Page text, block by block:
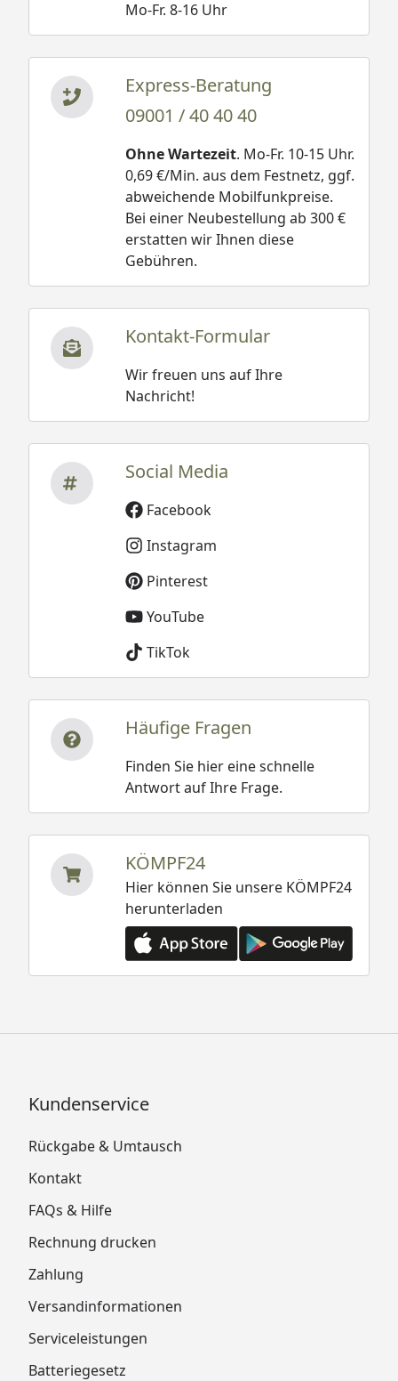
Mo-Fr. 8-16 Uhr
Express-Beratung
09001 / 40 40 40
Ohne Wartezeit. Mo-Fr. 10-15 Uhr.
0,69 €/Min. aus dem Festnetz, ggf.
abweichende Mobilfunkpreise.
Bei einer Neubestellung ab 300 €
erstatten wir Ihnen diese
Gebühren.
Kontakt-Formular
Wir freuen uns auf Ihre
Nachricht!
Social Media
Facebook
Instagram
Pinterest
YouTube
TikTok
Häufige Fragen
Finden Sie hier eine schnelle
Antwort auf Ihre Frage.
KÖMPF24
Hier können Sie unsere KÖMPF24
herunterladen
Kundenservice
Rückgabe & Umtausch
Kontakt
FAQs & Hilfe
Rechnung drucken
Zahlung
Versandinformationen
Serviceleistungen
Batteriegesetz